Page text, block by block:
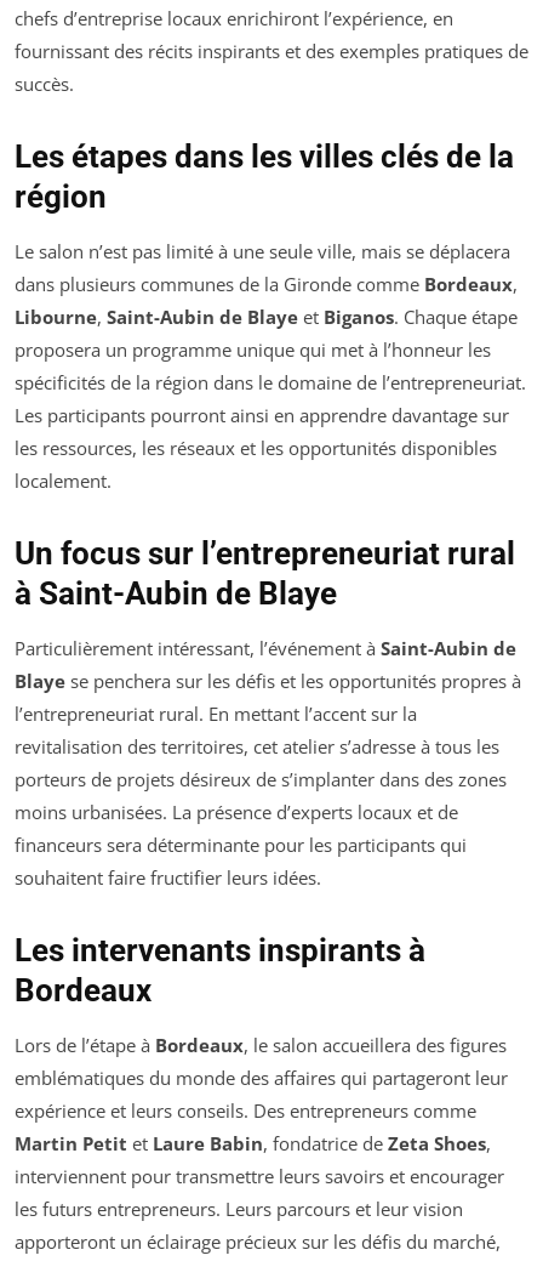
chefs d’entreprise locaux enrichiront l’expérience, en
fournissant des récits inspirants et des exemples pratiques de
succès.
Les étapes dans les villes clés de la
région
Le salon n’est pas limité à une seule ville, mais se déplacera
dans plusieurs communes de la Gironde comme Bordeaux,
Libourne, Saint-Aubin de Blaye et Biganos. Chaque étape
proposera un programme unique qui met à l’honneur les
spécificités de la région dans le domaine de l’entrepreneuriat.
Les participants pourront ainsi en apprendre davantage sur
les ressources, les réseaux et les opportunités disponibles
localement.
Un focus sur l’entrepreneuriat rural
à Saint-Aubin de Blaye
Particulièrement intéressant, l’événement à Saint-Aubin de
Blaye se penchera sur les défis et les opportunités propres à
l’entrepreneuriat rural. En mettant l’accent sur la
revitalisation des territoires, cet atelier s’adresse à tous les
porteurs de projets désireux de s’implanter dans des zones
moins urbanisées. La présence d’experts locaux et de
financeurs sera déterminante pour les participants qui
souhaitent faire fructifier leurs idées.
Les intervenants inspirants à
Bordeaux
Lors de l’étape à Bordeaux, le salon accueillera des figures
emblématiques du monde des affaires qui partageront leur
expérience et leurs conseils. Des entrepreneurs comme
Martin Petit et Laure Babin, fondatrice de Zeta Shoes,
interviennent pour transmettre leurs savoirs et encourager
les futurs entrepreneurs. Leurs parcours et leur vision
apporteront un éclairage précieux sur les défis du marché,